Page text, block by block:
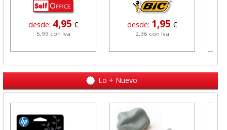
desde: 4,95 €
5,99 con Iva
desde: 1,95 €
2,36 con Iva
Lo + Nuevo